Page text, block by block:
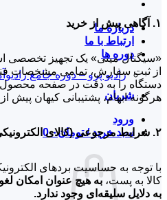
درباره ما
ارتباط با ما
دوره ها
رادیو پرو – دوره جامع
شریان
ورود
سبد خرید /تومان۰ 0
۱. آگاهی پیش از خرید
«سیگنال مینی» یک تجهیز
دستگاه را به دقت در صفحه
هرگونه ابهام، پشتیبانی کیهان
۲. شرایط مرجوعی (کالای الکترونیکی)
با توجه به حساسیت بردهای
کالا به پست،به هیچ عنوان امکان
به دلایل سلیقه‌ای وجود ندارد.